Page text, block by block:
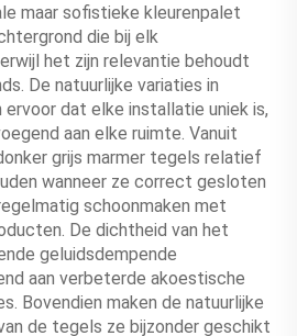
maar sofistieke kleurenpalet
die bij elk
het zijn relevantie behoudt
De natuurlijke variaties in
dat elke installatie uniek is,
aan elke ruimte. Vanuit
grijs marmer tegels relatief
wanneer ze correct gesloten
schoonmaken met
De dichtheid van het
geluidsdempende
aan verbeterde akoestische
Bovendien maken de natuurlijke
de tegels ze bijzonder geschikt